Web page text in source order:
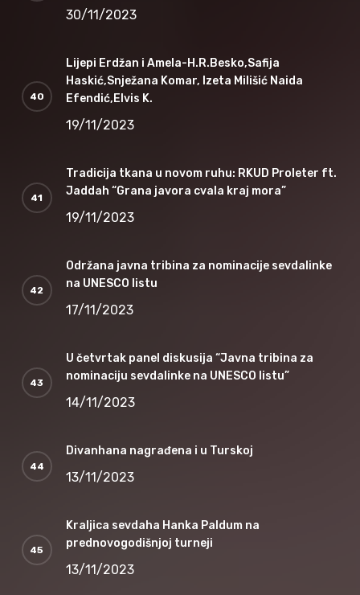
30/11/2023
Lijepi Erdžan i Amela-H.R.Besko,Safija
Haskić,Snježana Komar, Izeta Milišić Naida
Efendić,Elvis K.
19/11/2023
Tradicija tkana u novom ruhu: RKUD Proleter ft.
Jaddah “Grana javora cvala kraj mora”
19/11/2023
Održana javna tribina za nominacije sevdalinke
na UNESCO listu
17/11/2023
U četvrtak panel diskusija “Javna tribina za
nominaciju sevdalinke na UNESCO listu”
14/11/2023
Divanhana nagrađena i u Turskoj
13/11/2023
Kraljica sevdaha Hanka Paldum na
prednovogodišnjoj turneji
13/11/2023